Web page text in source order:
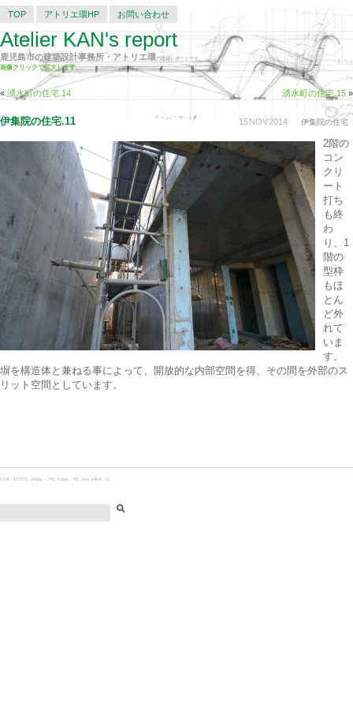
TOP アトリエ環HP お問い合わせ
Atelier KAN's report
鹿児島市の建築設計事務所・アトリエ環の建築レポートです。
画像クリックで拡大します。
« 湧水町の住宅.14 湧水町の住宅.15 »
15NOV2014 伊集院の住宅
伊集院の住宅.11
2階の
コン
クリ
ート
打ち
も終
わ
り、1
階の
型枠
もほ
とん
ど外
れて
いま
す。
塀を構造体と兼ねる事によって、開放的な内部空間を得、その間を外部のス
リット空間としています。
total：577571, yeday：740, today：45, now online：0